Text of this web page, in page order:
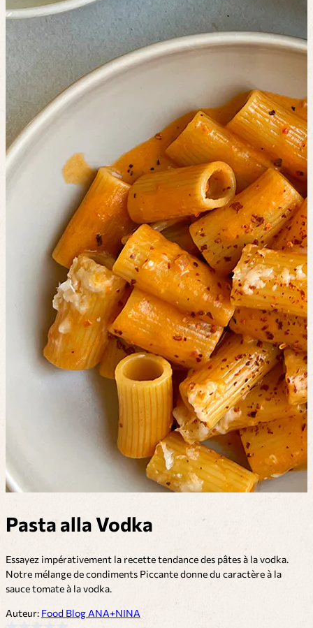
Pasta alla Vodka
Essayez impérativement la recette tendance des pâtes à la vodka.
Notre mélange de condiments Piccante donne du caractère à la
sauce tomate à la vodka.
Auteur: Food Blog ANA+NINA